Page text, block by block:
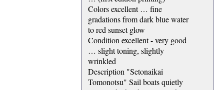
Colors excellent … fine
gradations from dark blue water
to red sunset glow
Condition excellent - very good
… slight toning, slightly
wrinkled
Description "Setonaikai
Tomonotsu" Sail boats quietly